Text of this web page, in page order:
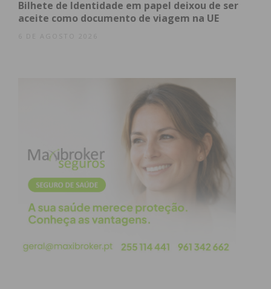
Eu li e concordo com ostermos e
Bilhete de Identidade em papel deixou de ser
aceite como documento de viagem na UE
6 DE AGOSTO 2026